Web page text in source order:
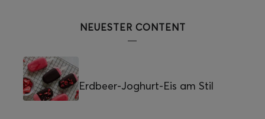
NEUESTER CONTENT
Erdbeer-Joghurt-Eis am Stil